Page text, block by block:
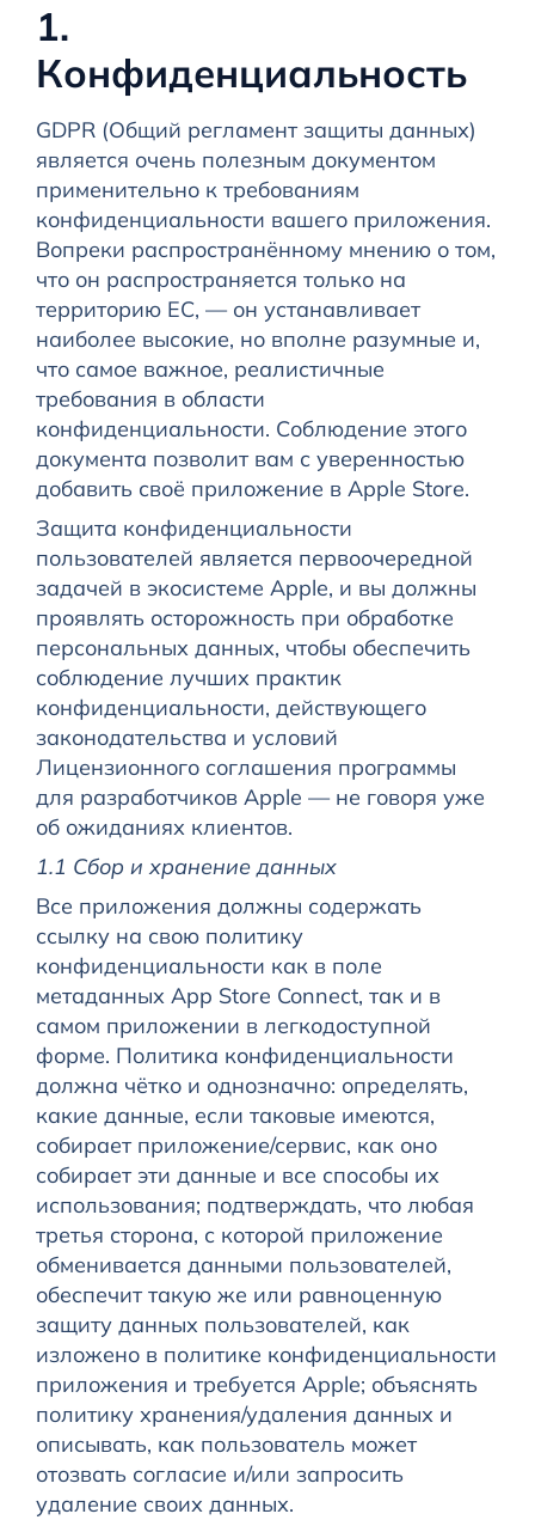
1.
Конфиденциальность
GDPR (Общий регламент защиты данных)
является очень полезным документом
применительно к требованиям
конфиденциальности вашего приложения.
Вопреки распространённому мнению о том,
что он распространяется только на
территорию ЕС, — он устанавливает
наиболее высокие, но вполне разумные и,
что самое важное, реалистичные
требования в области
конфиденциальности. Соблюдение этого
документа позволит вам с уверенностью
добавить своё приложение в Apple Store.
Защита конфиденциальности
пользователей является первоочередной
задачей в экосистеме Apple, и вы должны
проявлять осторожность при обработке
персональных данных, чтобы обеспечить
соблюдение лучших практик
конфиденциальности, действующего
законодательства и условий
Лицензионного соглашения программы
для разработчиков Apple — не говоря уже
об ожиданиях клиентов.
1.1 Сбор и хранение данных
Все приложения должны содержать
ссылку на свою политику
конфиденциальности как в поле
метаданных App Store Connect, так и в
самом приложении в легкодоступной
форме. Политика конфиденциальности
должна чётко и однозначно: определять,
какие данные, если таковые имеются,
собирает приложение/сервис, как оно
собирает эти данные и все способы их
использования; подтверждать, что любая
третья сторона, с которой приложение
обменивается данными пользователей,
обеспечит такую же или равноценную
защиту данных пользователей, как
изложено в политике конфиденциальности
приложения и требуется Apple; объяснять
политику хранения/удаления данных и
описывать, как пользователь может
отозвать согласие и/или запросить
удаление своих данных.